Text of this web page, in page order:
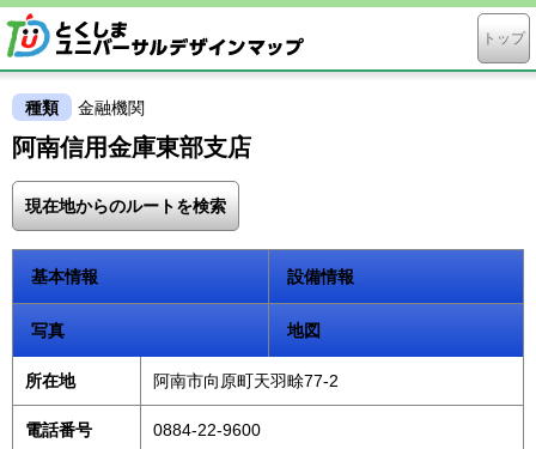
トップ
種類 金融機関
阿南信用金庫東部支店
現在地からのルートを検索
基本情報 設備情報
写真 地図
所在地 阿南市向原町天羽畭77-2
電話番号 0884-22-9600